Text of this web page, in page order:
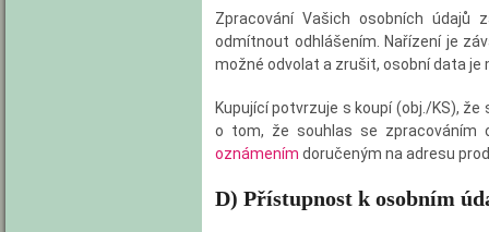
Zpracování Vašich osobních údajů
odmítnout odhlášením. Nařízení je
možné odvolat a zrušit, osobní data
Kupující potvrzuje s koupí (obj./KS),
o tom, že souhlas se zpracováním
oznámením doručeným na adresu
D) Přístupnost k osobním